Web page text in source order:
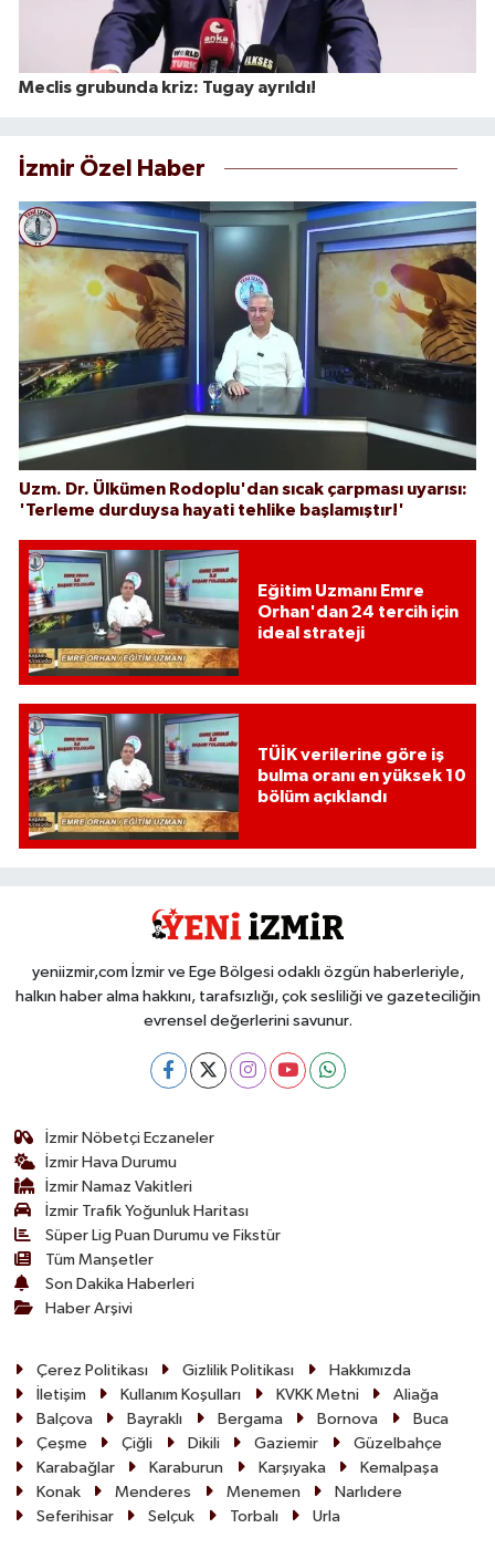
Meclis grubunda kriz: Tugay ayrıldı!
İzmir Özel Haber
Uzm. Dr. Ülkümen Rodoplu'dan sıcak çarpması uyarısı:
'Terleme durduysa hayati tehlike başlamıştır!'
Eğitim Uzmanı Emre
Orhan'dan 24 tercih için
ideal strateji
TÜİK verilerine göre iş
bulma oranı en yüksek 10
bölüm açıklandı
yeniizmir,com İzmir ve Ege Bölgesi odaklı özgün haberleriyle,
halkın haber alma hakkını, tarafsızlığı, çok sesliliği ve gazeteciliğin
evrensel değerlerini savunur.
İzmir Nöbetçi Eczaneler
İzmir Hava Durumu
İzmir Namaz Vakitleri
İzmir Trafik Yoğunluk Haritası
Süper Lig Puan Durumu ve Fikstür
Tüm Manşetler
Son Dakika Haberleri
Haber Arşivi
Çerez Politikası Gizlilik Politikası
Hakkımızda
İletişim
Kullanım Koşulları KVKK Metni
Aliağa
Balçova
Bayraklı Bergama Bornova
Buca
Çeşme
Çiğli Dikili Gaziemir
Güzelbahçe
Karabağlar
Karaburun Karşıyaka
Kemalpaşa
Konak
Menderes Menemen
Narlıdere
Seferihisar
Selçuk Torbalı Urla